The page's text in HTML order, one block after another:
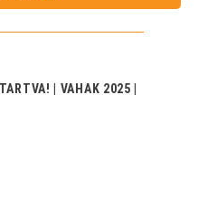
| VAHAK 2025 |